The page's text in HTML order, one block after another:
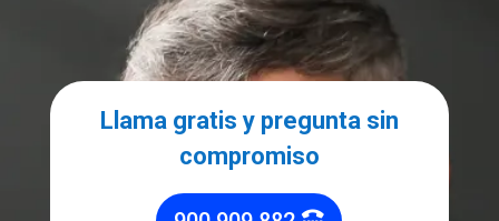
Llama gratis y pregunta sin
compromiso